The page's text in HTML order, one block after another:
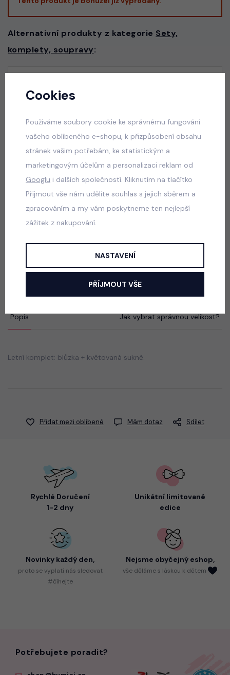
Alternativní produkty z kategorie Sety,
komplety, soupravy:
skladem
Teenage set PINK
skladem
660 Kč
67 streetwear souprava
699 Kč
Popis Jak vybrat správnou velikost?
Letní komplet: blůzka + květovaná sukně.
Přidat mezi oblíbené Mám dotaz Sdílet
Rychlé Doručení
1-2 dny
Unikátní limitované
edice
Novinky každý den,
protose vyplatí nás sledovat
#číhejte
Nejsme obyčejný eshop,
vše děláme s láskou k dětem
Potřebujete poradit?
Cookies
Používáme soubory cookie ke správnému fungování
vašeho oblíbeného e-shopu, k přizpůsobení obsahu
stránek vašim potřebám, ke statistickým a
marketingovým účelům a personalizaci reklam od
Googlu i dalších společností. Kliknutím na tlačítko
Přijmout vše nám udělíte souhlas s jejich sběrem a
zpracováním a my vám poskytneme ten nejlepší
zážitek z nakupování.
NASTAVENÍ
PŘÍJMOUT VŠE